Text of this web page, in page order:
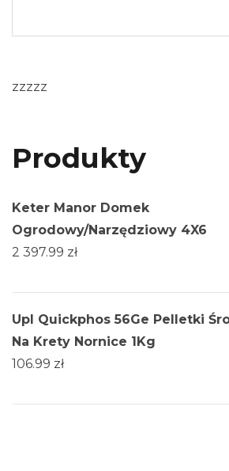
zzzzz
Produkty
Keter Manor Domek
Ogrodowy/Narzędziowy 4X6
2 397.99 zł
Upl Quickphos 56Ge Pelletki
Na Krety Nornice 1Kg
106.99 zł